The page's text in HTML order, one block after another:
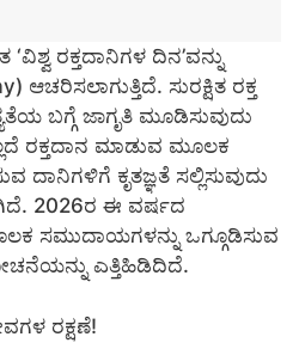
ರಕ್ತದಾನಿಗಳ ದಿನ’ವನ್ನು
ಆಚರಿಸಲಾಗುತ್ತಿದೆ. ಸುರಕ್ಷಿತ ರಕ್ತ
ಬಗ್ಗೆ ಜಾಗೃತಿ ಮೂಡಿಸುವುದು
ರಕ್ತದಾನ ಮಾಡುವ ಮೂಲಕ
ದಾನಿಗಳಿಗೆ ಕೃತಜ್ಞತೆ ಸಲ್ಲಿಸುವುದು
2026ರ ಈ ವರ್ಷದ
ಸಮುದಾಯಗಳನ್ನು ಒಗ್ಗೂಡಿಸುವ
ಎತ್ತಿಹಿಡಿದಿದೆ.
ರಕ್ಷಣೆ!